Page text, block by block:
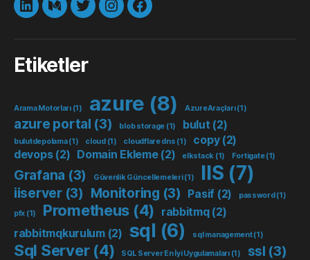
LinkedInMediumTwitterinstagramFacebook
Etiketler
Arama Motorları(1) azure (8) AzureAraçları(1)
azure portal (3) blob storage (1) bulut (2)
bulutdepolama(1) cloud(1) cloudflare dns (1) copy(2)
devops(2) Domain Ekleme(2) elkstack (1) Fortigate(1)
Grafana (3) Güvenlik Güncellemeleri(1) IIS (7)
iiserver(3) Monitoring (3) Pasif (2) password(1)
pfx (1) Prometheus (4) rabbitmq(2)
rabbitmqkurulum(2) sql (6) sql management(1)
Sql Server(4) SQL Server En İyi Uygulamaları(1) ssl (3)